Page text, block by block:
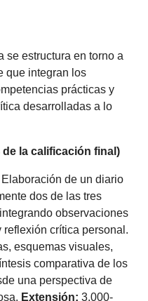
se estructura en torno a
que integran los
prácticas y
desarrolladas a lo
de la calificación final)
Elaboración de un diario
dos de las tres
observaciones
crítica personal.
esquemas visuales,
comparativa de los
una perspectiva de
Extensión: 3.000-